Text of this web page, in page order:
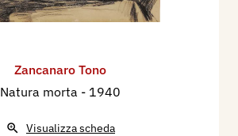
Zancanaro Tono
Natura morta - 1940
Visualizza scheda